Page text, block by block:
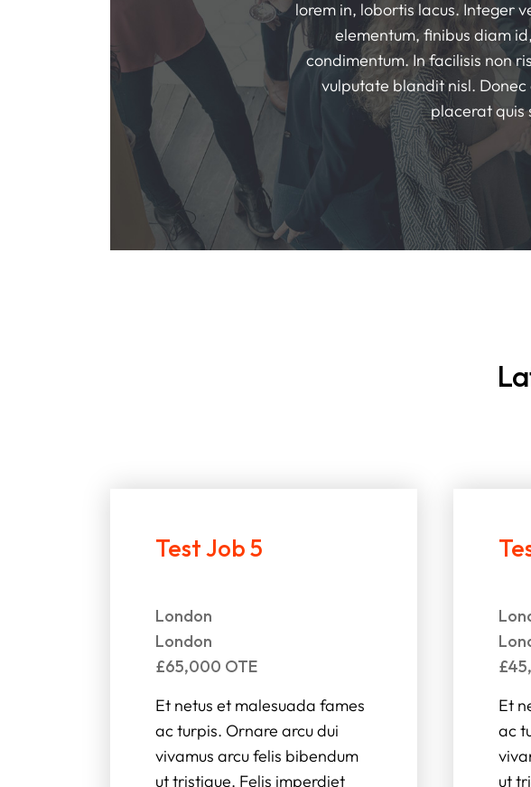
lorem in, lobortis lacus. Integer
elementum, finibus diam
condimentum. In facilisis non
vulputate blandit nisl. Donec
placerat quis
Test Job 5
London
London
£65,000 OTE
Et netus et malesuada fames
ac turpis. Ornare arcu dui
vivamus arcu felis bibendum
ut tristique. Felis imperdiet
Et
ac
ut